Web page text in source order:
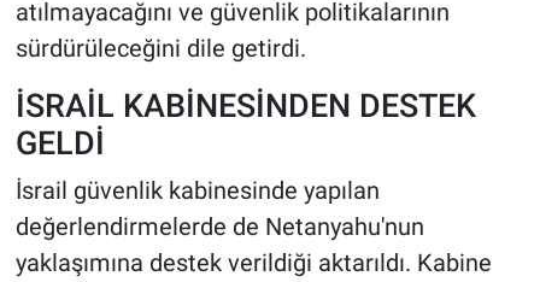
atılmayacağını ve güvenlik politikalarının
sürdürüleceğini dile getirdi.
İSRAİL KABİNESİNDEN DESTEK
GELDİ
İsrail güvenlik kabinesinde yapılan
değerlendirmelerde de Netanyahu'nun
yaklaşımına destek verildiği aktarıldı. Kabine